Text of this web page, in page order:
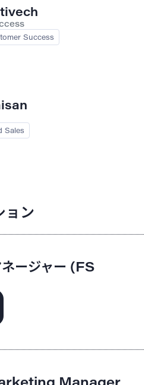
Success
Sales
ョン
ージャー (FS